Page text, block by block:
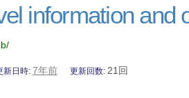
information and
新日時 7年前 更新回数 21回